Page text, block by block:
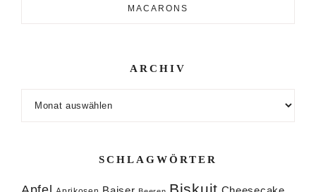
MACARONS
ARCHIV
SCHLAGWÖRTER